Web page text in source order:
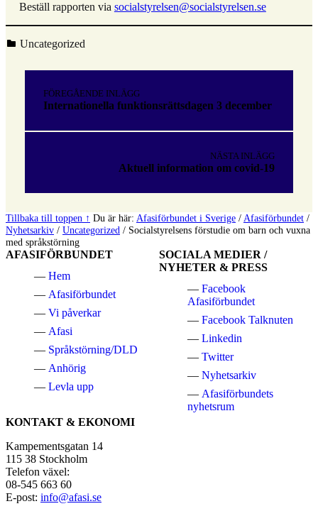
Beställ rapporten via socialstyrelsen@socialstyrelsen.se
Kategoriserad i:
Uncategorized
tillbaka
huvudnavigeringen
FÖREGÅENDE INLÄGG
Internationella funktionsrättsdagen 3 december
NÄSTA INLÄGG
Aktuell information om covid-19
Tillbaka till toppen ↑ Du är här: Afasiförbundet i Sverige / Afasiförbundet /
Nyhetsarkiv / Uncategorized / Socialstyrelsens förstudie om barn och vuxna
med språkstörning
AFASIFÖRBUNDET
Hem
Afasiförbundet
Vi påverkar
Afasi
Språkstörning/DLD
Anhörig
Levla upp
SOCIALA MEDIER /
NYHETER & PRESS
Facebook
Afasiförbundet
Facebook Talknuten
Linkedin
Twitter
Nyhetsarkiv
Afasiförbundets
nyhetsrum
KONTAKT & EKONOMI
Kampementsgatan 14
115 38 Stockholm
Telefon växel:
08-545 663 60
E-post: info@afasi.se